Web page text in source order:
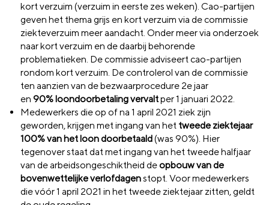
kort verzuim (verzuim in eerste zes weken). Cao-partijen
geven het thema grijs en kort verzuim via de commissie
ziekteverzuim meer aandacht. Onder meer via onderzoek
naar kort verzuim en de daarbij behorende
problematieken. De commissie adviseert cao-partijen
rondom kort verzuim. De controlerol van de commissie
ten aanzien van de bezwaarprocedure 2e jaar
en 90% loondoorbetaling vervaltper 1 januari 2022.
Medewerkers die op of na 1 april 2021 ziek zijn
geworden, krijgen met ingang van het tweede ziektejaar
100% van het loon doorbetaald(was 90%). Hier
tegenover staat dat met ingang van het tweede halfjaar
van de arbeidsongeschiktheid deopbouw van de
bovenwettelijke verlofdagenstopt. Voor medewerkers
die vóór 1 april 2021 in het tweede ziektejaar zitten, geldt